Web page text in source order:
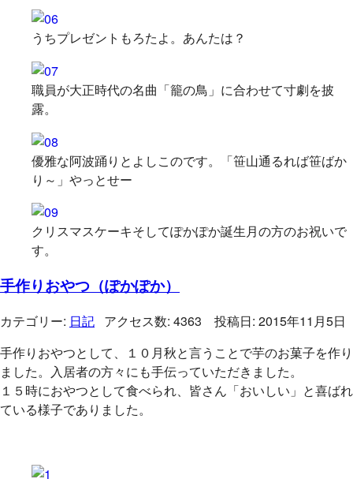
うちプレゼントもろたよ。あんたは？
職員が大正時代の名曲「籠の鳥」に合わせて寸劇を披
露。
優雅な阿波踊りとよしこのです。「笹山通るれば笹ばか
り～」やっとせー
クリスマスケーキそしてぽかぽか誕生月の方のお祝いで
す。
手作りおやつ（ぽかぽか）
カテゴリー: 日記 アクセス数: 4363 投稿日: 2015年11月5日
手作りおやつとして、１０月秋と言うことで芋のお菓子を作り
ました。入居者の方々にも手伝っていただきました。
１５時におやつとして食べられ、皆さん「おいしい」と喜ばれ
ている様子でありました。